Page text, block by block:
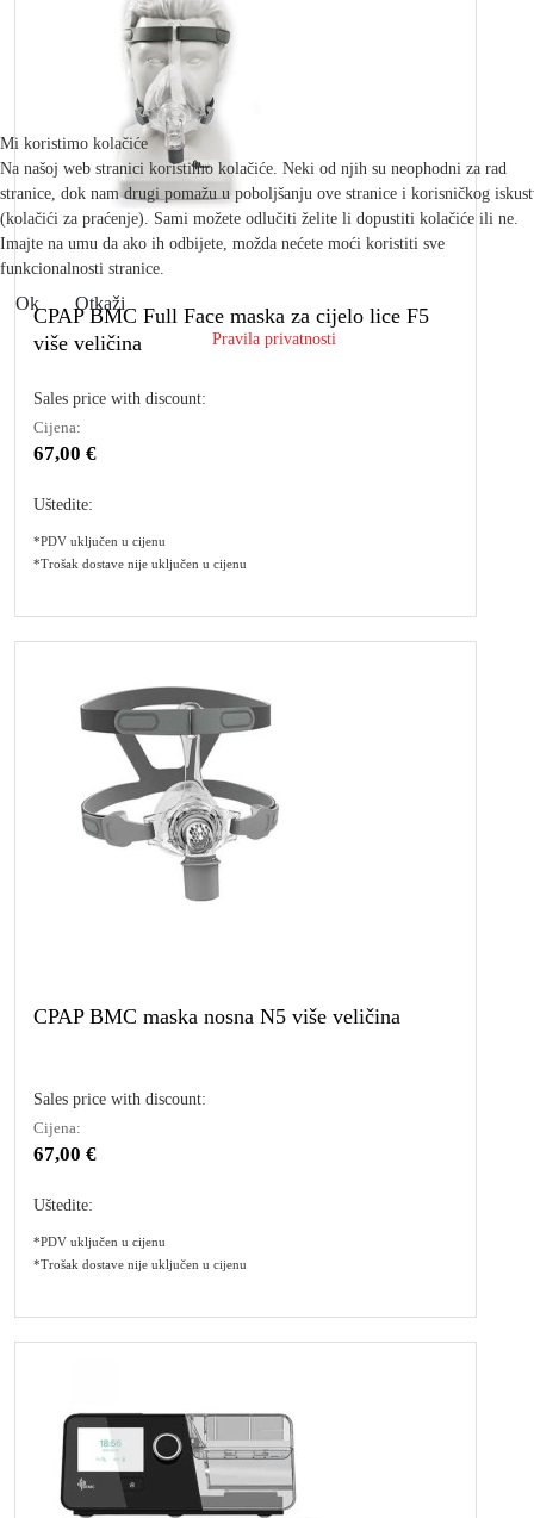
CPAP BMC Full Face maska za cijelo lice F5
više veličina
Sales price with discount:
Cijena:
67,00 €
Uštedite:
*PDV uključen u cijenu
*Trošak dostave nije uključen u cijenu
CPAP BMC maska nosna N5 više veličina
Sales price with discount:
Cijena:
67,00 €
Uštedite:
*PDV uključen u cijenu
*Trošak dostave nije uključen u cijenu
Mi koristimo kolačiće
Na našoj web stranici koristimo kolačiće. Neki od njih su neophodni za rad
stranice, dok nam drugi pomažu u poboljšanju ove stranice i korisničkog
(kolačići za praćenje). Sami možete odlučiti želite li dopustiti kolačiće ili ne.
Imajte na umu da ako ih odbijete, možda nećete moći koristiti sve
funkcionalnosti stranice.
Ok Otkaži
Pravila privatnosti